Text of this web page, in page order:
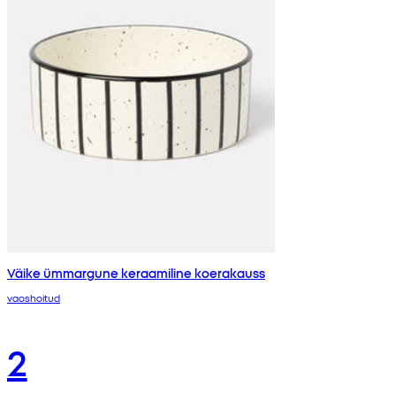
Väike ümmargune keraamiline koerakauss
vaoshoitud
2